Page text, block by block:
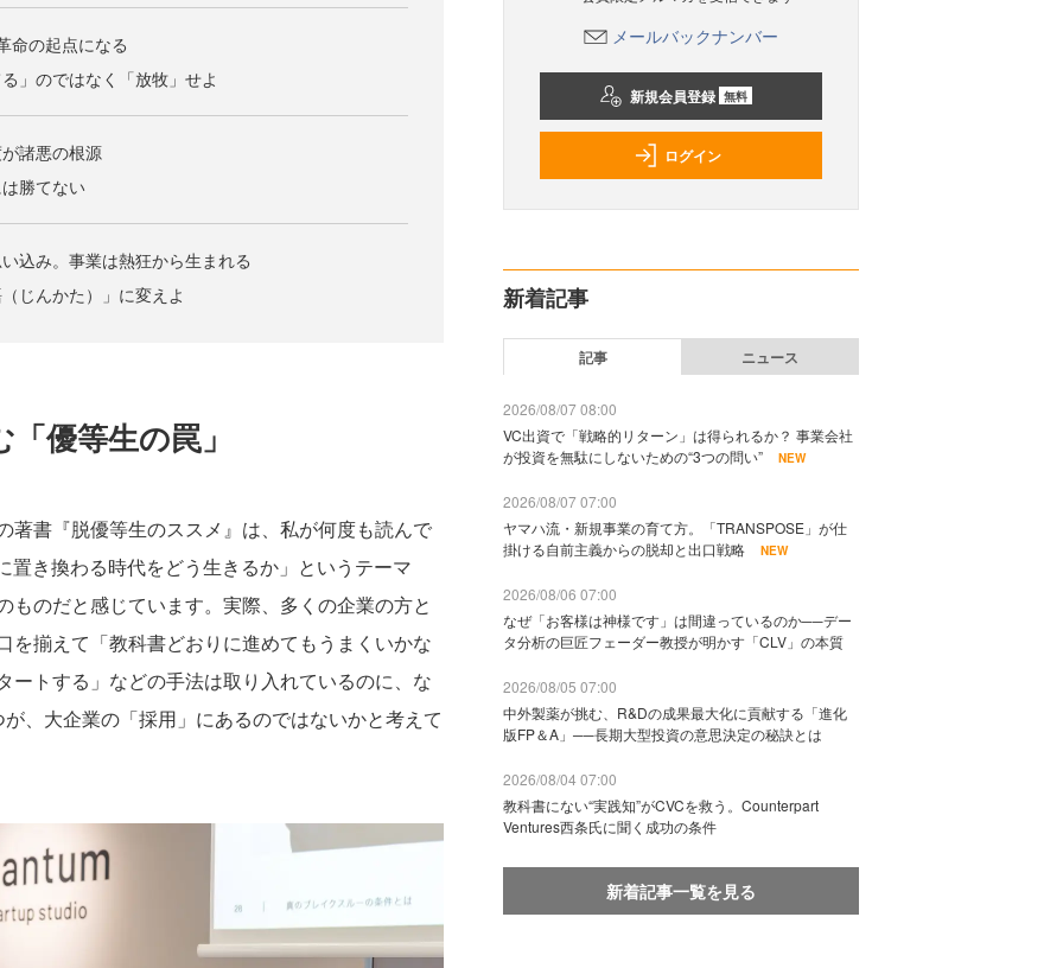
命の起点になる
」のではなく「放牧」せよ
諸悪の根源
勝てない
込み。事業は熱狂から生まれる
じんかた）」に変えよ
優等生の罠」
著書『脱優等生のススメ』は、私が何度も読んで
き換わる時代をどう生きるか」というテーマ
のだと感じています。実際、多くの企業の方と
を揃えて「教科書どおりに進めてもうまくいかな
ートする」などの手法は取り入れているのに、な
、大企業の「採用」にあるのではないかと考えて
メールバックナンバー
新規会員登録 無料
ログイン
新着記事
記事 ニュース
2026/08/07 08:00
VC出資で「戦略的リターン」は得られるか？ 事業会社
が投資を無駄にしないための“3つの問い”
NEW
2026/08/07 07:00
ヤマハ流・新規事業の育て方。「TRANSPOSE」が仕
掛ける自前主義からの脱却と出口戦略
NEW
2026/08/06 07:00
なぜ「お客様は神様です」は間違っているのか──デー
タ分析の巨匠フェーダー教授が明かす「CLV」の本質
2026/08/05 07:00
中外製薬が挑む、R&Dの成果最大化に貢献する「進化
版FP＆A」──長期大型投資の意思決定の秘訣とは
2026/08/04 07:00
教科書にない“実践知”がCVCを救う。Counterpart
Ventures西条氏に聞く成功の条件
新着記事一覧を見る